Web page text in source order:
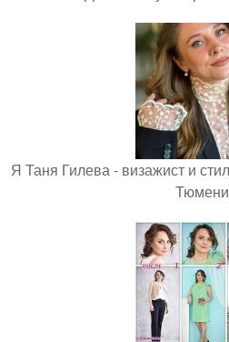
Я Таня Гилева - визажист и